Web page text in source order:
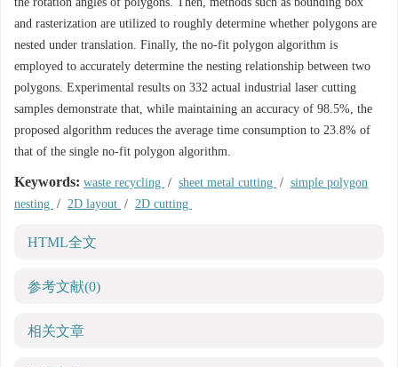
and rasterization are utilized to roughly determine whether polygons are
nested under translation. Finally, the no-fit polygon algorithm is
employed to accurately determine the nesting relationship between two
polygons. Experimental results on 332 actual industrial laser cutting
samples demonstrate that, while maintaining an accuracy of 98.5%, the
proposed algorithm reduces the average time consumption to 23.8% of
that of the single no-fit polygon algorithm.
Keywords: waste recycling / sheet metal cutting / simple polygon
nesting / 2D layout / 2D cutting
HTML全文
参考文献(0)
相关文章